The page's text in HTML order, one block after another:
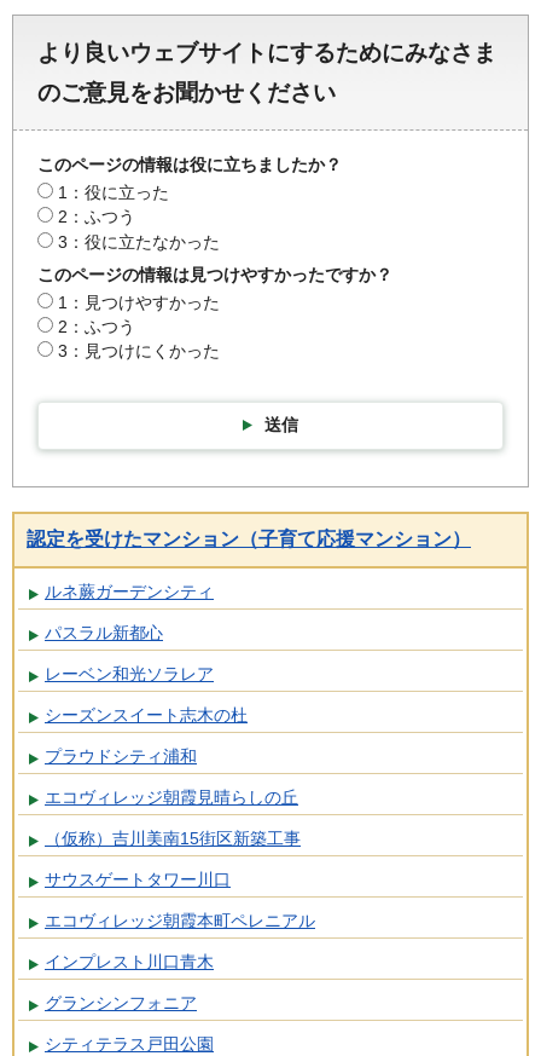
より良いウェブサイトにするためにみなさま
のご意見をお聞かせください
このページの情報は役に立ちましたか？
1：役に立った
2：ふつう
3：役に立たなかった
このページの情報は見つけやすかったですか？
1：見つけやすかった
2：ふつう
3：見つけにくかった
送信
認定を受けたマンション（子育て応援マンション）
ルネ蕨ガーデンシティ
パスラル新都心
レーベン和光ソラレア
シーズンスイート志木の杜
プラウドシティ浦和
エコヴィレッジ朝霞見晴らしの丘
（仮称）吉川美南15街区新築工事
サウスゲートタワー川口
エコヴィレッジ朝霞本町ペレニアル
インプレスト川口青木
グランシンフォニア
シティテラス戸田公園